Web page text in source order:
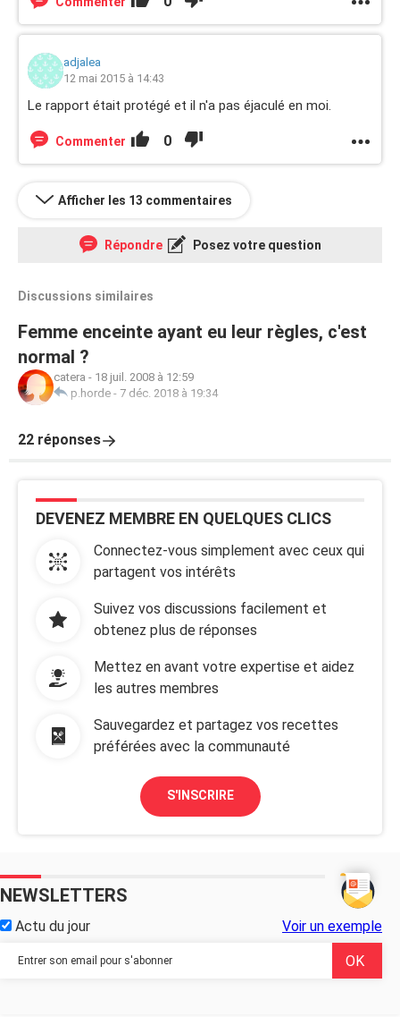
adjalea
12 mai 2015 à 14:43
Le rapport était protégé et il n'a pas éjaculé en moi.
Commenter 0
Afficher les 13 commentaires
Répondre Posez votre question
Discussions similaires
Femme enceinte ayant eu leur règles, c'est
normal ?
catera - 18 juil. 2008 à 12:59
p.horde - 7 déc. 2018 à 19:34
22 réponses
DEVENEZ MEMBRE EN QUELQUES CLICS
Connectez-vous simplement avec ceux qui
partagent vos intérêts
Suivez vos discussions facilement et
obtenez plus de réponses
Mettez en avant votre expertise et aidez
les autres membres
Sauvegardez et partagez vos recettes
préférées avec la communauté
S'INSCRIRE
NEWSLETTERS
Actu du jour Voir un exemple